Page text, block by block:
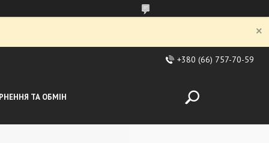
+380 (66) 757-70-59
ТА ОБМІН